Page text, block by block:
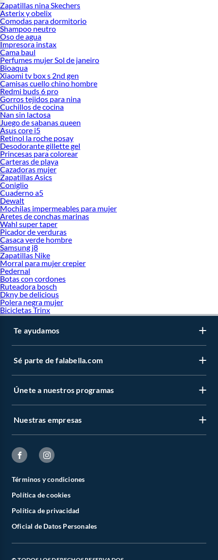
Zapatillas nina Skechers
Asterix y obelix
Comodas para dormitorio
Shampoo neutro
Oso de agua
Impresora instax
Cama baul
Perfumes mujer Sol de janeiro
Bioaqua
Xiaomi tv box s 2nd gen
Camisas cuello chino hombre
Redmi buds 6 pro
Gorros tejidos para nina
Cuchillos de cocina
Nan sin lactosa
Juego de sabanas queen
Asus core i5
Retinol la roche posay
Desodorante gillette gel
Princesas para colorear
Carteras de playa
Cazadoras mujer
Zapatillas Asics
Coniglio
Cuaderno a5
Dewalt
Mochilas impermeables para mujer
Aretes de conchas marinas
Wahl super taper
Picador de verduras
Casaca verde hombre
Samsung j8
Zapatillas Nike
Morral para mujer crepier
Pedernal
Botas con cordones
Ruteadora bosch
Dkny be delicious
Polera negra mujer
Bicicletas Trinx
Te ayudamos
Sé parte de falabella.com
Únete a nuestros programas
Nuestras empresas
Términos y condiciones
Política de cookies
Política de privacidad
Oficial de Datos Personales